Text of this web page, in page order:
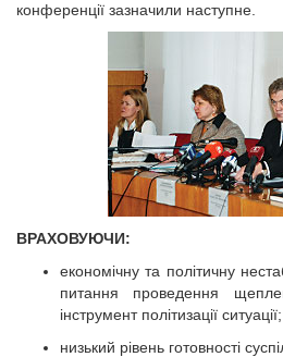
конференції зазначили наступне.
ВРАХОВУЮЧИ:
економічну та політичну
питання проведення
інструмент політизації ситуації;
низький рівень готовності